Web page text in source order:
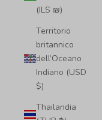
(ILS ₪)
Territorio
britannico
dell’Oceano
Indiano (USD
$)
Thailandia